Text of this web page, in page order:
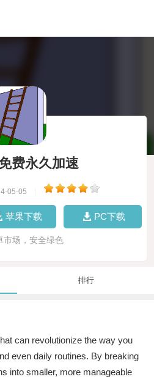
费永久加速
05-05
苹果下载 PC下载
市场，安全绿色
排行
can revolutionize the way you
even daily routines. By breaking
into smaller, more manageable